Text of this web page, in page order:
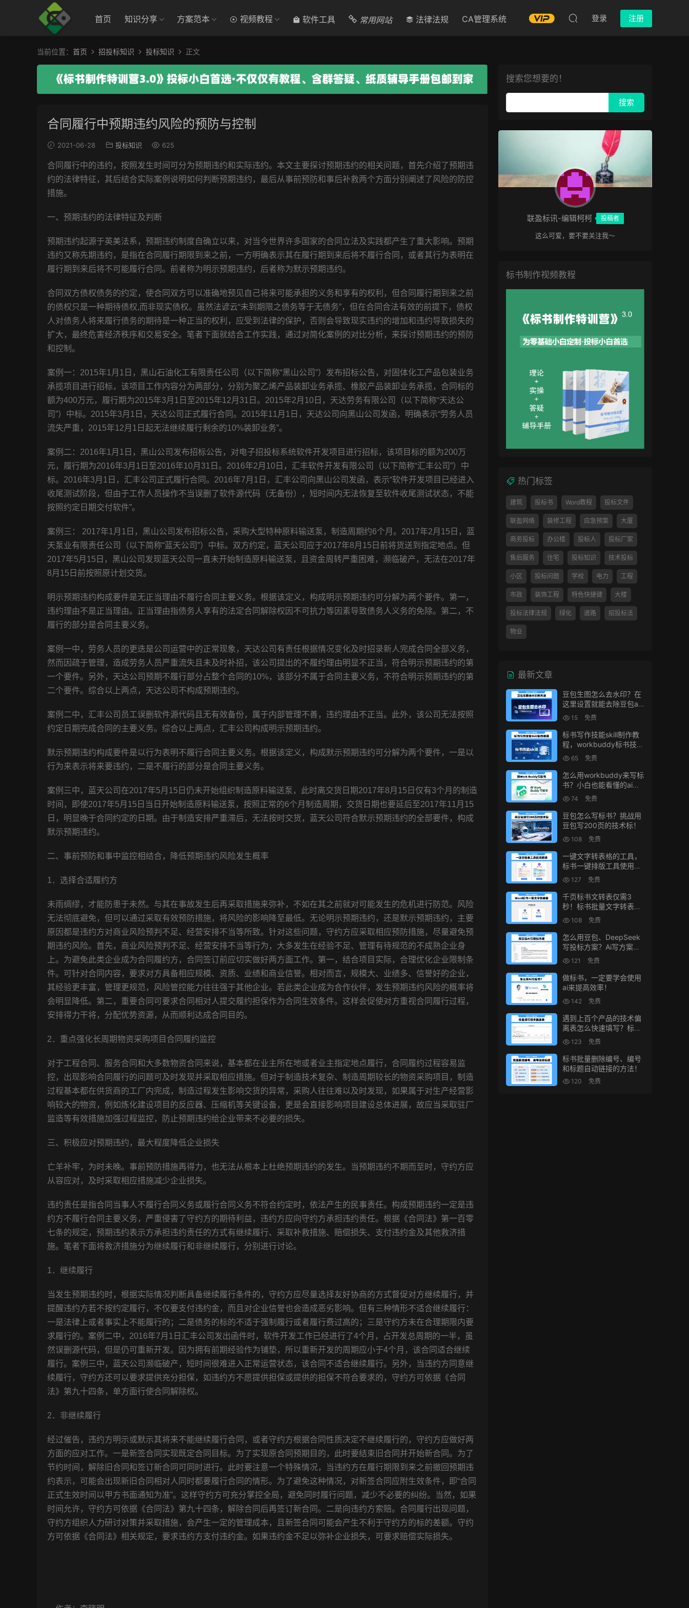
首页 知识分享 方案范本 视频教程 软件工具 常用网站 法律法规 CA管理系统 登录 注册
当前位置： 首页 招投标知识 投标知识 正文
合同履行中预期违约风险的预防与控制
2021-06-28 投标知识 625
合同履行中的违约，按照发生时间可分为预期违约和实际违约。本文主要探讨预期违约的相关问题，首先介绍了预期违
约的法律特征，其后结合实际案例说明如何判断预期违约，最后从事前预防和事后补救两个方面分别阐述了风险的防控
措施。
一、预期违约的法律特征及判断
预期违约起源于英美法系，预期违约制度自确立以来，对当今世界许多国家的合同立法及实践都产生了重大影响。预期
违约又称先期违约，是指在合同履行期限到来之前，一方明确表示其在履行期到来后将不履行合同，或者其行为表明在
履行期到来后将不可能履行合同。前者称为明示预期违约，后者称为默示预期违约。
合同双方债权债务的约定，使合同双方可以准确地预见自己将来可能承担的义务和享有的权利，但合同履行期到来之前
的债权只是一种期待债权,而非现实债权。虽然法谚云“未到期限之债务等于无债务”，但在合同合法有效的前提下，债权
人对债务人将来履行债务的期待是一种正当的权利，应受到法律的保护，否则会导致现实违约的增加和违约导致损失的
扩大，最终危害经济秩序和交易安全。笔者下面就结合工作实践，通过对简化案例的对比分析，来探讨预期违约的预防
和控制。
案例一：2015年1月1日，黑山石油化工有限责任公司（以下简称“黑山公司”）发布招标公告，对固体化工产品包装业务
承揽项目进行招标，该项目工作内容分为两部分，分别为聚乙烯产品装卸业务承揽、橡胶产品装卸业务承揽，合同标的
额为400万元，履行期为2015年3月1日至2015年12月31日。2015年2月10日，天达劳务有限公司（以下简称“天达公
司”）中标。2015年3月1日，天达公司正式履行合同。2015年11月1日，天达公司向黑山公司发函，明确表示“劳务人员
流失严重，2015年12月1日起无法继续履行剩余的10%装卸业务”。
案例二：2016年1月1日，黑山公司发布招标公告，对电子招投标系统软件开发项目进行招标，该项目标的额为200万
元，履行期为2016年3月1日至2016年10月31日。2016年2月10日，汇丰软件开发有限公司（以下简称“汇丰公司”）中
标。2016年3月1日，汇丰公司正式履行合同。2016年7月1日，汇丰公司向黑山公司发函，表示“软件开发项目已经进入
收尾测试阶段，但由于工作人员操作不当误删了软件源代码（无备份），短时间内无法恢复至软件收尾测试状态，不能
按照约定日期交付软件”。
案例三： 2017年1月1日，黑山公司发布招标公告，采购大型特种原料输送泵，制造周期约6个月。2017年2月15日，蓝
天泵业有限责任公司（以下简称“蓝天公司”）中标。双方约定，蓝天公司应于2017年8月15日前将货送到指定地点。但
2017年5月15日，黑山公司发现蓝天公司一直未开始制造原料输送泵，且资金周转严重困难，濒临破产，无法在2017年
8月15日前按照原计划交货。
明示预期违约构成要件是无正当理由不履行合同主要义务。根据该定义，构成明示预期违约可分解为两个要件。第一，
违约理由不是正当理由。正当理由指债务人享有的法定合同解除权因不可抗力等因素导致债务人义务的免除。第二，不
履行的部分是合同主要义务。
案例一中，劳务人员的更迭是公司运营中的正常现象，天达公司有责任根据情况变化及时招录新人完成合同全部义务，
然而因疏于管理，造成劳务人员严重流失且未及时补招，该公司提出的不履约理由明显不正当，符合明示预期违约的第
一个要件。另外，天达公司预期不履行部分占整个合同的10%，该部分不属于合同主要义务，不符合明示预期违约的第
二个要件。综合以上两点，天达公司不构成预期违约。
案例二中，汇丰公司员工误删软件源代码且无有效备份，属于内部管理不善，违约理由不正当。此外，该公司无法按照
约定日期完成合同的主要义务。综合以上两点，汇丰公司构成明示预期违约。
默示预期违约构成要件是以行为表明不履行合同主要义务。根据该定义，构成默示预期违约可分解为两个要件，一是以
行为来表示将来要违约，二是不履行的部分是合同主要义务。
案例三中，蓝天公司在2017年5月15日仍未开始组织制造原料输送泵，此时离交货日期2017年8月15日仅有3个月的制造
时间，即使2017年5月15日当日开始制造原料输送泵，按照正常的6个月制造周期，交货日期也要延后至2017年11月15
日，明显晚于合同约定的日期。由于制造安排严重滞后，无法按时交货，蓝天公司符合默示预期违约的全部要件，构成
默示预期违约。
二、事前预防和事中监控相结合，降低预期违约风险发生概率
1．选择合适履约方
未雨绸缪，才能防患于未然。与其在事故发生后再采取措施来弥补，不如在其之前就对可能发生的危机进行防范。风险
无法彻底避免，但可以通过采取有效预防措施，将风险的影响降至最低。无论明示预期违约，还是默示预期违约，主要
原因都是违约方对商业风险预判不足、经营安排不当等所致。针对这些问题，守约方应采取相应预防措施，尽量避免预
期违约风险。首先，商业风险预判不足、经营安排不当等行为，大多发生在经验不足、管理有待规范的不成熟企业身
上。为避免此类企业成为合同履约方，合同签订前应切实做好两方面工作。第一，结合项目实际，合理优化企业限制条
件。可针对合同内容，要求对方具备相应规模、资质、业绩和商业信誉。相对而言，规模大、业绩多、信誉好的企业，
其经验更丰富，管理更规范，风险管控能力往往强于其他企业。若此类企业成为合作伙伴，发生预期违约风险的概率将
会明显降低。第二，重要合同可要求合同相对人提交履约担保作为合同生效条件。这样会促使对方重视合同履行过程，
安排得力干将，分配优势资源，从而顺利达成合同目的。
2．重点强化长周期物资采购项目合同履约监控
对于工程合同、服务合同和大多数物资合同来说，基本都在业主所在地或者业主指定地点履行，合同履约过程容易监
控，出现影响合同履行的问题可及时发现并采取相应措施。但对于制造技术复杂、制造周期较长的物资采购项目，制造
过程基本都在供货商的工厂内完成，制造过程发生影响交货的异常，采购人往往难以及时发现，如果属于对生产经营影
响较大的物资，例如炼化建设项目的反应器、压缩机等关键设备，更是会直接影响项目建设总体进展，故应当采取驻厂
监造等有效措施加强过程监控，防止预期违约给企业带来不必要的损失。
三、积极应对预期违约，最大程度降低企业损失
亡羊补牢，为时未晚。事前预防措施再得力，也无法从根本上杜绝预期违约的发生。当预期违约不期而至时，守约方应
从容应对，及时采取相应措施减少企业损失。
违约责任是指合同当事人不履行合同义务或履行合同义务不符合约定时，依法产生的民事责任。构成预期违约一定是违
约方不履行合同主要义务，严重侵害了守约方的期待利益，违约方应向守约方承担违约责任。根据《合同法》第一百零
七条的规定，预期违约表示方承担违约责任的方式有继续履行、采取补救措施、赔偿损失、支付违约金及其他救济措
施。笔者下面将救济措施分为继续履行和非继续履行，分别进行讨论。
1．继续履行
当发生预期违约时，根据实际情况判断具备继续履行条件的，守约方应尽量选择友好协商的方式督促对方继续履行，并
提醒违约方若不按约定履行，不仅要支付违约金，而且对企业信誉也会造成恶劣影响。但有三种情形不适合继续履行：
一是法律上或者事实上不能履行的；二是债务的标的不适于强制履行或者履行费过高的；三是守约方未在合理期限内要
求履行的。案例二中，2016年7月1日汇丰公司发出函件时，软件开发工作已经进行了4个月，占开发总周期的一半，虽
然误删源代码，但是仍可重新开发。因为拥有前期经验作为铺垫，所以重新开发的周期应小于4个月，该合同适合继续
履行。案例三中，蓝天公司濒临破产，短时间很难进入正常运营状态，该合同不适合继续履行。另外，当违约方同意继
续履行，守约方还可以要求提供充分担保，如违约方不愿提供担保或提供的担保不符合要求的，守约方可依据《合同
法》第九十四条，单方面行使合同解除权。
2．非继续履行
经过催告，违约方明示或默示其将来不能继续履行合同，或者守约方根据合同性质决定不继续履行的，守约方应做好两
方面的应对工作。一是新签合同实现既定合同目标。为了实现原合同预期目的，此时要结束旧合同并开始新合同。为了
节约时间，解除旧合同和签订新合同可同时进行。此时要注意一个特殊情况，当违约方在履行期限到来之前撤回预期违
约表示，可能会出现新旧合同相对人同时都要履行合同的情形。为了避免这种情况，对新签合同应附生效条件，即“合同
正式生效时间以甲方书面通知为准”。这样守约方可充分掌控全局，避免同时履行问题，减少不必要的纠纷。当然，如果
时间允许，守约方可依据《合同法》第九十四条，解除合同后再签订新合同。二是向违约方索赔。合同履行出现问题，
守约方组织人力研讨对策并采取措施，会产生一定的管理成本，且新签合同可能会产生不利于守约方的标的差额。守约
方可依据《合同法》相关规定，要求违约方支付违约金。如果违约金不足以弥补企业损失，可要求赔偿实际损失。
搜索您想要的！
联盈标讯-编辑柯柯 投稿者
这么可爱，要不要关注我～
标书制作视频教程
热门标签
建筑 投标书 Word教程 投标文件
联盈网络 装修工程 应急预案 大厦
商务投标 办公楼 投标人 投标厂家
售后服务 住宅 投标知识 技术投标
小区 投标问题 学校 电力 工程
市政 装饰工程 特色快捷键 大楼
投标法律法规 绿化 道路 招投标法
物业
最新文章
豆包生图怎么去水印？在
这里设置就能去除豆包ai
生图水印
15 免费
标书写作技能skill制作教
程，workbuddy标书技能
生成教程
65 免费
怎么用workbuddy来写标
书？小白也能看懂的ai标
书写作方法！
74 免费
豆包怎么写标书？挑战用
豆包写200页的技术标！
108 免费
一键文字转表格的工具，
标书一键排版工具使用教
程 127 免费
千页标书文转表仅需3
秒！标书批量文字转表格
的小工具！
108 免费
怎么用豆包、DeepSeek
写投标方案？Ai写方案的
小技巧
121 免费
做标书，一定要学会使用
ai来提高效率！
142 免费
遇到上百个产品的技术偏
离表怎么快速填写？标书
制作技巧！
123 免费
标书批量删除编号、编号
和标题自动链接的方法！
120 免费